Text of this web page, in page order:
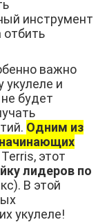
инструмент
важно
укулеле и
будет
Одним из
этот
лидеров по
В этой
укулеле!